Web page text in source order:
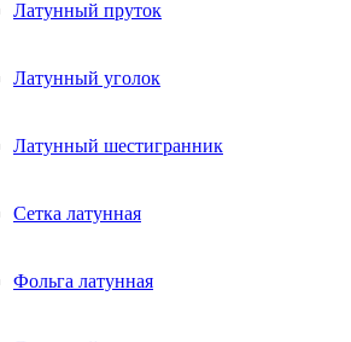
Латунный пруток
Латунный уголок
Латунный шестигранник
Сетка латунная
Фольга латунная